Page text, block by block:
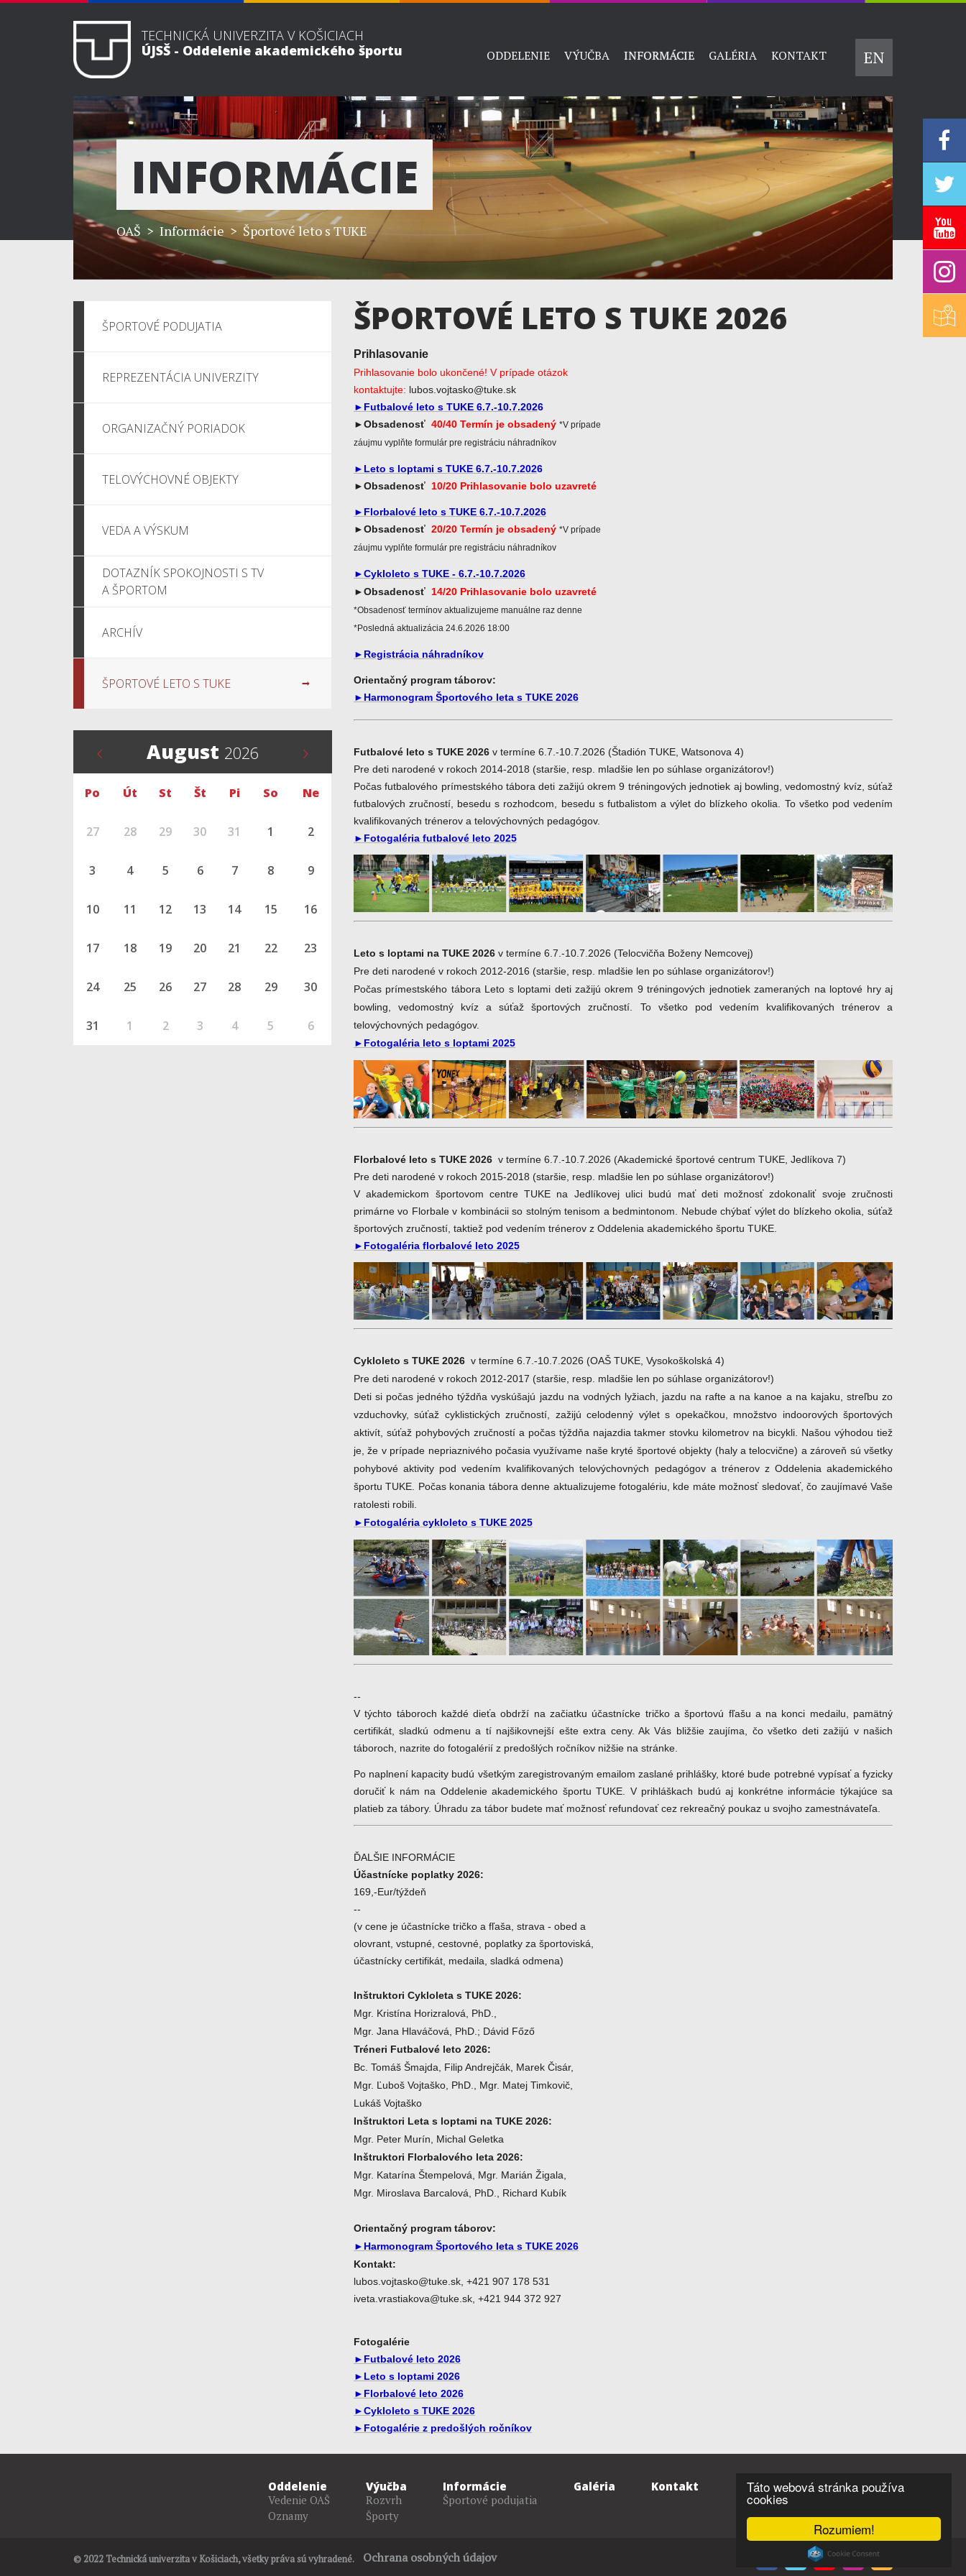
Rozumiem!
Táto webová stránka používa
cookies
Cookie Consent plugin for the EU cookie law
TECHNICKÁ UNIVERZITA V KOŠICIACH
ÚJSŠ - Oddelenie akademického športu
ODDELENIE VÝUČBA INFORMÁCIE GALÉRIA KONTAKT EN
INFORMÁCIE
OAŠ > Informácie > Športové leto s TUKE
ŠPORTOVÉ PODUJATIA
REPREZENTÁCIA UNIVERZITY
ORGANIZAČNÝ PORIADOK
TELOVÝCHOVNÉ OBJEKTY
VEDA A VÝSKUM
DOTAZNÍK SPOKOJNOSTI S TV
A ŠPORTOM
ARCHÍV
ŠPORTOVÉ LETO S TUKE
August 2026
Po Út St Št Pi So Ne
27 28 29 30 31 1 2
3 4 5 6 7 8 9
10 11 12 13 14 15 16
17 18 19 20 21 22 23
24 25 26 27 28 29 30
31 1 2 3 4 5 6
ŠPORTOVÉ LETO S TUKE 2026
Prihlasovanie
Prihlasovanie bolo ukončené! V prípade otázok
kontaktujte: lubos.vojtasko@tuke.sk
►Futbalové leto s TUKE 6.7.-10.7.2026
►Obsadenosť 40/40 Termín je obsadený *V prípade
záujmu vyplňte formulár pre registráciu náhradníkov
►Leto s loptami s TUKE 6.7.-10.7.2026
►Obsadenosť 10/20 Prihlasovanie bolo uzavreté
►Florbalové leto s TUKE 6.7.-10.7.2026
►Obsadenosť 20/20 Termín je obsadený *V prípade
záujmu vyplňte formulár pre registráciu náhradníkov
►Cykloleto s TUKE - 6.7.-10.7.2026
►Obsadenosť 14/20 Prihlasovanie bolo uzavreté
*Obsadenosť termínov aktualizujeme manuálne raz denne
*Posledná aktualizácia 24.6.2026 18:00
►Registrácia náhradníkov
Orientačný program táborov:
►Harmonogram Športového leta s TUKE 2026
Futbalové leto s TUKE 2026 v termíne 6.7.-10.7.2026 (Štadión TUKE, Watsonova 4)
Pre deti narodené v rokoch 2014-2018 (staršie, resp. mladšie len po súhlase organizátorov!)
Počas futbalového prímestského tábora deti zažijú okrem 9 tréningových jednotiek aj bowling, vedomostný kvíz, súťaž
futbalových zručností, besedu s rozhodcom, besedu s futbalistom a výlet do blízkeho okolia. To všetko pod vedením
kvalifikovaných trénerov a telovýchovných pedagógov.
►Fotogaléria futbalové leto 2025
Leto s loptami na TUKE 2026 v termíne 6.7.-10.7.2026 (Telocvičňa Boženy Nemcovej)
Pre deti narodené v rokoch 2012-2016 (staršie, resp. mladšie len po súhlase organizátorov!)
Počas prímestského tábora Leto s loptami deti zažijú okrem 9 tréningových jednotiek zameraných na loptové hry aj
bowling, vedomostný kvíz a súťaž športových zručností. To všetko pod vedením kvalifikovaných trénerov a
telovýchovných pedagógov.
►Fotogaléria leto s loptami 2025
Florbalové leto s TUKE 2026 v termíne 6.7.-10.7.2026 (Akademické športové centrum TUKE, Jedlíkova 7)
Pre deti narodené v rokoch 2015-2018 (staršie, resp. mladšie len po súhlase organizátorov!)
V akademickom športovom centre TUKE na Jedlíkovej ulici budú mať deti možnosť zdokonaliť svoje zručnosti
primárne vo Florbale v kombinácii so stolným tenisom a bedmintonom. Nebude chýbať výlet do blízkeho okolia, súťaž
športových zručností, taktiež pod vedením trénerov z Oddelenia akademického športu TUKE.
►Fotogaléria florbalové leto 2025
Cykloleto s TUKE 2026 v termíne 6.7.-10.7.2026 (OAŠ TUKE, Vysokoškolská 4)
Pre deti narodené v rokoch 2012-2017 (staršie, resp. mladšie len po súhlase organizátorov!)
Deti si počas jedného týždňa vyskúšajú jazdu na vodných lyžiach, jazdu na rafte a na kanoe a na kajaku, streľbu zo
vzduchovky, súťaž cyklistických zručností, zažijú celodenný výlet s opekačkou, množstvo indoorových športových
aktivít, súťaž pohybových zručností a počas týždňa najazdia takmer stovku kilometrov na bicykli. Našou výhodou tiež
je, že v prípade nepriaznivého počasia využívame naše kryté športové objekty (haly a telocvične) a zároveň sú všetky
pohybové aktivity pod vedením kvalifikovaných telovýchovných pedagógov a trénerov z Oddelenia akademického
športu TUKE. Počas konania tábora denne aktualizujeme fotogalériu, kde máte možnosť sledovať, čo zaujímavé Vaše
ratolesti robili.
►Fotogaléria cykloleto s TUKE 2025
--
V týchto táboroch každé dieťa obdrží na začiatku účastnícke tričko a športovú fľašu a na konci medailu, pamätný
certifikát, sladkú odmenu a tí najšikovnejší ešte extra ceny. Ak Vás bližšie zaujíma, čo všetko deti zažijú v našich
táboroch, nazrite do fotogalérií z predošlých ročníkov nižšie na stránke.
Po naplnení kapacity budú všetkým zaregistrovaným emailom zaslané prihlášky, ktoré bude potrebné vypísať a fyzicky
doručiť k nám na Oddelenie akademického športu TUKE. V prihláškach budú aj konkrétne informácie týkajúce sa
platieb za tábory. Úhradu za tábor budete mať možnosť refundovať cez rekreačný poukaz u svojho zamestnávateľa.
ĎALŠIE INFORMÁCIE
Účastnícke poplatky 2026:
169,-Eur/týždeň
--
(v cene je účastnícke tričko a fľaša, strava - obed a
olovrant, vstupné, cestovné, poplatky za športoviská,
účastnícky certifikát, medaila, sladká odmena)
Inštruktori Cykloleta s TUKE 2026:
Mgr. Kristína Horizralová, PhD.,
Mgr. Jana Hlaváčová, PhD.; Dávid Főző
Tréneri Futbalové leto 2026:
Bc. Tomáš Šmajda, Filip Andrejčák, Marek Čisár,
Mgr. Ľuboš Vojtaško, PhD., Mgr. Matej Timkovič,
Lukáš Vojtaško
Inštruktori Leta s loptami na TUKE 2026:
Mgr. Peter Murín, Michal Geletka
Inštruktori Florbalového leta 2026:
Mgr. Katarína Štempelová, Mgr. Marián Žigala,
Mgr. Miroslava Barcalová, PhD., Richard Kubík
Orientačný program táborov:
►Harmonogram Športového leta s TUKE 2026
Kontakt:
lubos.vojtasko@tuke.sk, +421 907 178 531
iveta.vrastiakova@tuke.sk, +421 944 372 927
Fotogalérie
►Futbalové leto 2026
►Leto s loptami 2026
►Florbalové leto 2026
►Cykloleto s TUKE 2026
►Fotogalérie z predošlých ročníkov
Oddelenie
Vedenie OAŠ
Oznamy
Výučba
Rozvrh
Športy
Informácie
Športové podujatia
Galéria Kontakt
Ochrana osobných údajov
© 2022 Technická univerzita v Košiciach, všetky práva sú vyhradené.